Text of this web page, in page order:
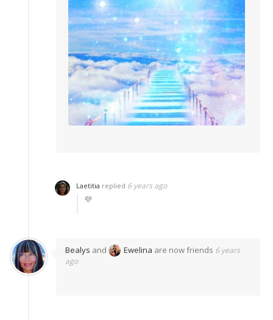
Laetitia replied 6 years ago
💜
Bealys and Ewelina are now friends 6 years
ago